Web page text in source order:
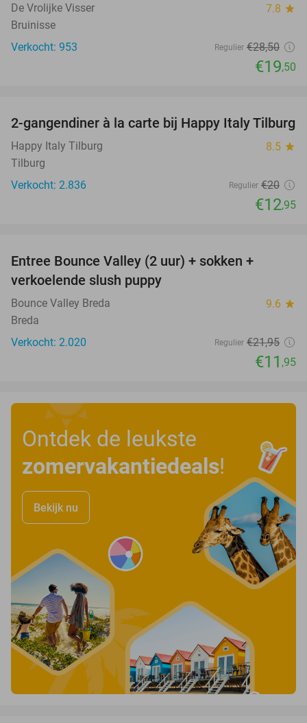
De Vrolijke Visser 7.8 star
Bruinisse
Verkocht: 953
Regulier €28,50
€19,50
35%
2-gangendiner à la carte bij Happy Italy Tilburg
Happy Italy Tilburg 8.5 star
Tilburg
Verkocht: 2.836
Regulier €20
€12,95
Entree Bounce Valley (2 uur) + sokken +
verkoelende slush puppy
Bounce Valley Breda 9.6 star
Breda
Verkocht: 2.020
Regulier €21,95
€11 ,95
Ontdek de leukste
zomervakantiedeals!
Bekijk nu